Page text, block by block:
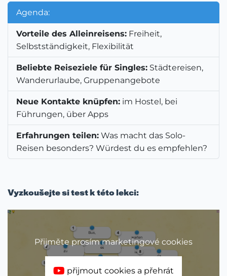
Agenda:
Vorteile des Alleinreisens: Freiheit,
Selbstständigkeit, Flexibilität
Beliebte Reiseziele für Singles: Städtereisen,
Wanderurlaube, Gruppenangebote
Neue Kontakte knüpfen: im Hostel, bei
Führungen, über Apps
Erfahrungen teilen: Was macht das Solo-
Reisen besonders? Würdest du es empfehlen?
Vyzkoušejte si test k této lekci:
Přijměte prosím marketingové cookies
přijmout cookies a přehrát